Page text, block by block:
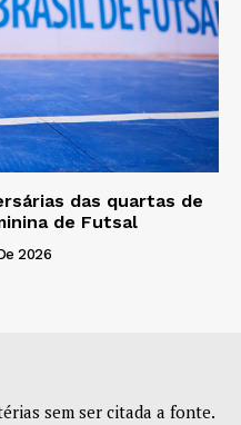
das quartas de
de Futsal
2026
sem ser citada a fonte.